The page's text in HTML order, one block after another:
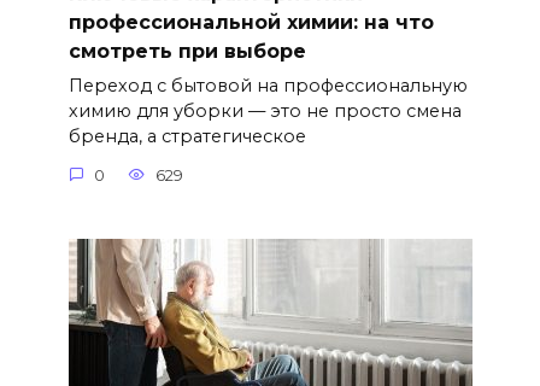
профессиональной химии: на что
смотреть при выборе
Переход с бытовой на профессиональную
химию для уборки — это не просто смена
бренда, а стратегическое
0 629